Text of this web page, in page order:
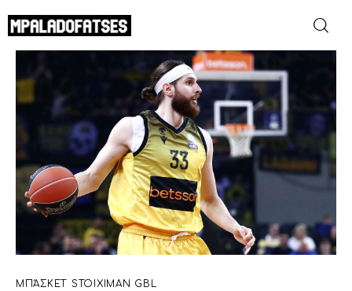
Γκόλντεν: Υπέγραψε στην ισπανική
SHARE POST
ΜΟΥΝΤΙΑΛ 2026
ΠΟΔΟΣΦΑΙΡΟ
ΜΠΑΣΚΕΤ
ΣΠΟΡ
ΜΠΆΣΚΕΤ STOIXIMAN GBL